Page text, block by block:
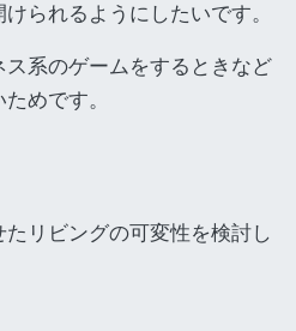
られるようにしたいです。
系のゲームをするときなど
めです。
リビングの可変性を検討し